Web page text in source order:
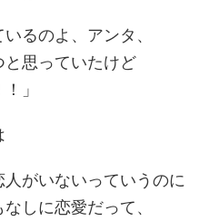
るのよ、アンタ、
思っていたけど
」
人がいないっていうのに
しに恋愛だって、